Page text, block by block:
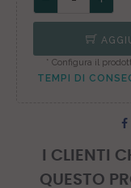
* Configura il
TEMPI DI
I CLIENTI
QUESTO